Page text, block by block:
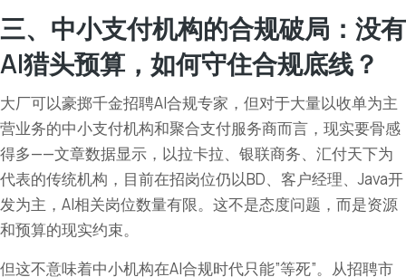
三、中小支付机构的合规破局：没有
AI猎头预算，如何守住合规底线？
大厂可以豪掷千金招聘AI合规专家，但对于大量以收单为主
营业务的中小支付机构和聚合支付服务商而言，现实要骨感
得多——文章数据显示，以拉卡拉、银联商务、汇付天下为
代表的传统机构，目前在招岗位仍以BD、客户经理、Java开
发为主，AI相关岗位数量有限。这不是态度问题，而是资源
和预算的现实约束。
但这不意味着中小机构在AI合规时代只能”等死”。从招聘市